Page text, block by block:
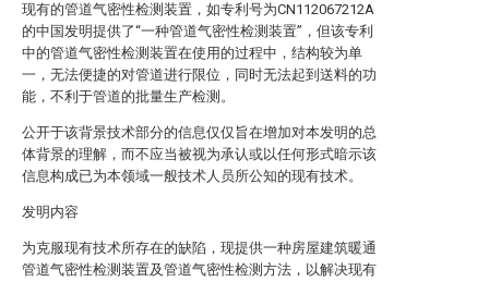
现有的管道气密性检测装置，如专利号为CN112067212A
的中国发明提供了“一种管道气密性检测装置”，但该专利
中的管道气密性检测装置在使用的过程中，结构较为单
一，无法便捷的对管道进行限位，同时无法起到送料的功
能，不利于管道的批量生产检测。
公开于该背景技术部分的信息仅仅旨在增加对本发明的总
体背景的理解，而不应当被视为承认或以任何形式暗示该
信息构成已为本领域一般技术人员所公知的现有技术。
发明内容
为克服现有技术所存在的缺陷，现提供一种房屋建筑暖通
管道气密性检测装置及管道气密性检测方法，以解决现有